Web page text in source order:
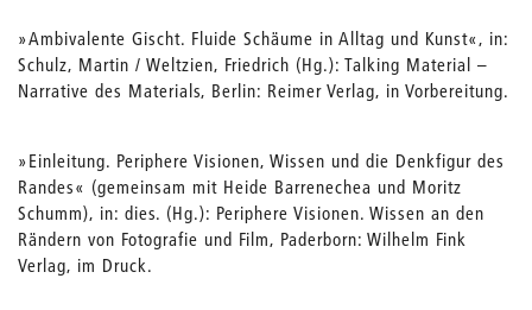
»Ambivalente Gischt. Fluide Schäume in Alltag und Kunst«, in:
Schulz, Martin / Weltzien, Friedrich (Hg.): Talking Material –
Narrative des Materials, Berlin: Reimer Verlag, in Vorbereitung.
»Einleitung. Periphere Visionen, Wissen und die Denkfigur des
Randes« (gemeinsam mit Heide Barrenechea und Moritz
Schumm), in: dies. (Hg.): Periphere Visionen. Wissen an den
Rändern von Fotografie und Film, Paderborn: Wilhelm Fink
Verlag, im Druck.